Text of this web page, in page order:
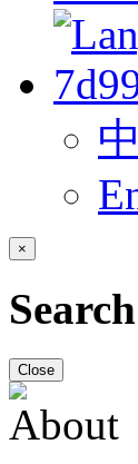
×
Search
Close